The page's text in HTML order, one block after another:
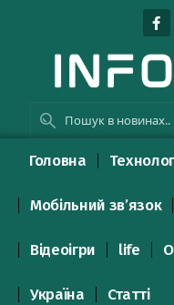
Головна
Мобільний зв’язок
Відеоігри life
Україна Статті